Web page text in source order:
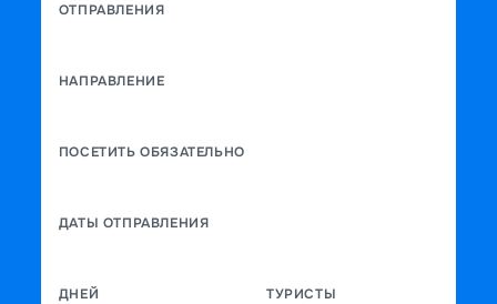
ОТПРАВЛЕНИЯ
НАПРАВЛЕНИЕ
ПОСЕТИТЬ ОБЯЗАТЕЛЬНО
ДАТЫ ОТПРАВЛЕНИЯ
ДНЕЙ ТУРИСТЫ